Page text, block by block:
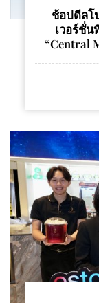
ช้อปดีลโ
เวอร์ชั่
“Central